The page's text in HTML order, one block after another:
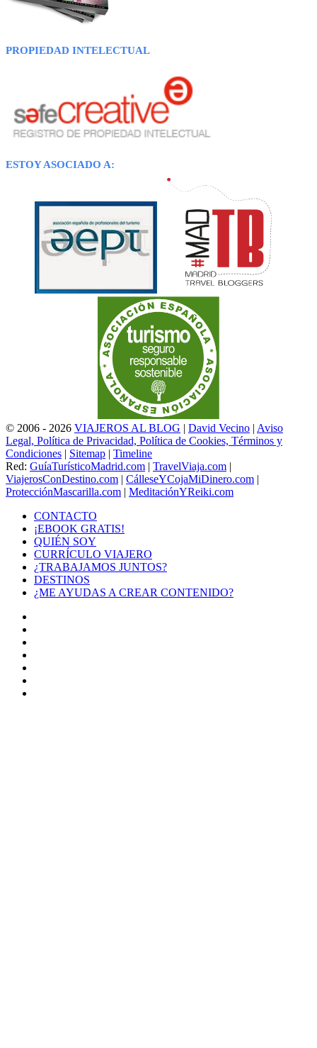
PROPIEDAD INTELECTUAL
ESTOY ASOCIADO A:
© 2006 - 2026 VIAJEROS AL BLOG | David Vecino | Aviso
Legal, Política de Privacidad, Política de Cookies, Términos y
Condiciones | Sitemap | Timeline
Red: GuíaTurísticoMadrid.com | TravelViaja.com |
ViajerosConDestino.com | CálleseYCojaMiDinero.com |
ProtecciónMascarilla.com | MeditaciónYReiki.com
CONTACTO
¡EBOOK GRATIS!
QUIÉN SOY
CURRÍCULO VIAJERO
¿TRABAJAMOS JUNTOS?
DESTINOS
¿ME AYUDAS A CREAR CONTENIDO?